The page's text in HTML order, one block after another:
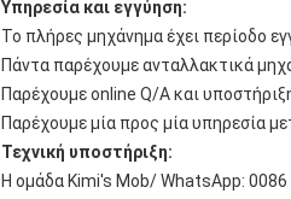
Υπηρεσία και εγγύηση:
Το πλήρες μηχάνημα έχει περίοδο
Πάντα παρέχουμε ανταλλακτικά
Παρέχουμε online Q/A και
Παρέχουμε μία προς μία υπηρεσία
Τεχνική υποστήριξη:
Η ομάδα Kimi's Mob/ WhatsApp: